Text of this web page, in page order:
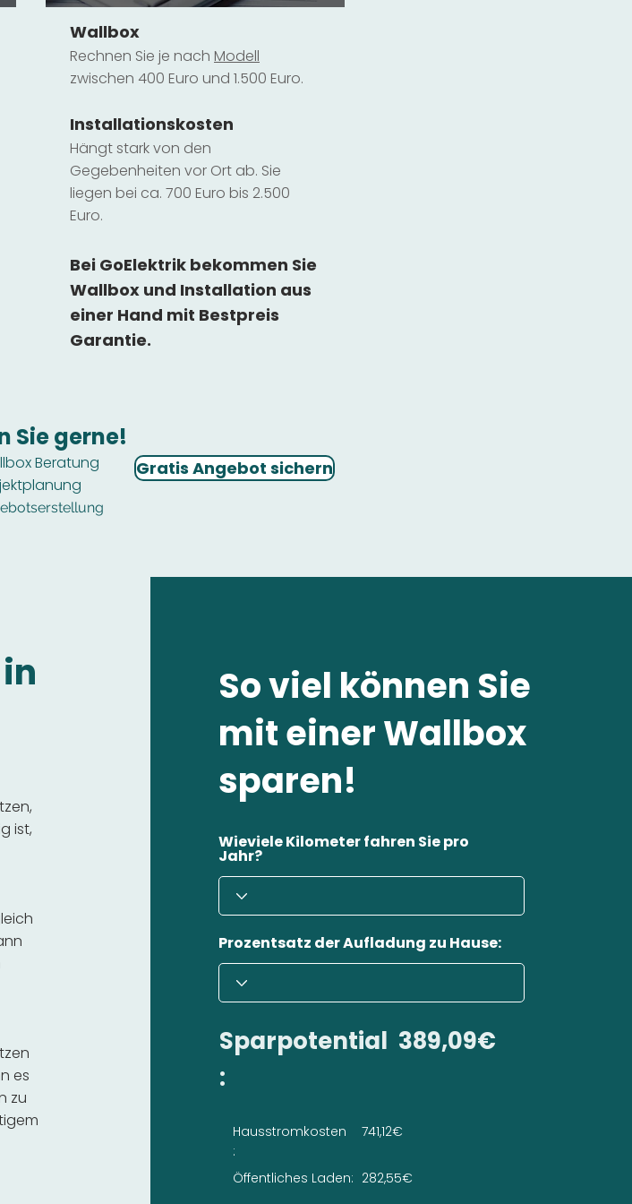
Wallbox
Rechnen Sie je nach Modell
zwischen 400 Euro und 1.500 Euro.
Installationskosten
Hängt stark von den
Gegebenheiten vor Ort ab. Sie
liegen bei ca. 700 Euro bis 2.500
Euro.
Bei GoElektrik bekommen Sie
Wallbox und Installation aus
einer Hand mit Bestpreis
Garantie.
Sie gerne!
Beratung Gratis Angebot sichern
ist,
es
zu
So viel können Sie
mit einer Wallbox
sparen!
Wieviele Kilometer fahren Sie pro
Jahr?
Prozentsatz der Aufladung zu Hause:
Sparpotential
:
389,09€
Hausstromkosten
:
Öffentliches Laden:
741,12€
282,55€